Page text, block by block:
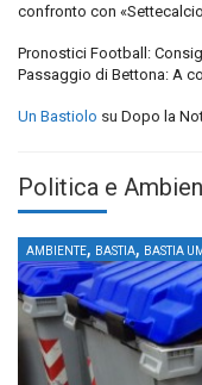
confronto con
Pronostici Football:
Passaggio di Bettona: A
Un Bastiolo su Dopo la
Politica e
AMBIENTE, BASTIA, BASTIA